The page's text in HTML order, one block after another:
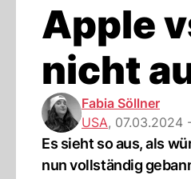
Apple
nicht
Fabia Söllner
USA, 07.03.2024
Es sieht so aus, als
nun vollständig